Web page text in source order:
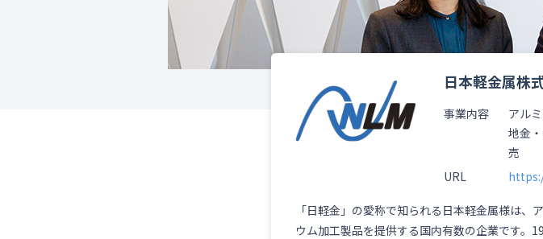
日本軽金属株
事業内容
アル
地金
売
URL
「日軽金」の愛称で知られる日本軽金属様は
ウム加工製品を提供する国内有数の企業です。